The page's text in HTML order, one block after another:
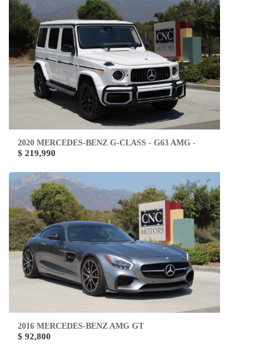
2020 MERCEDES-BENZ G-CLASS - G63 AMG -
$ 219,990
2016 MERCEDES-BENZ AMG GT
$ 92,800